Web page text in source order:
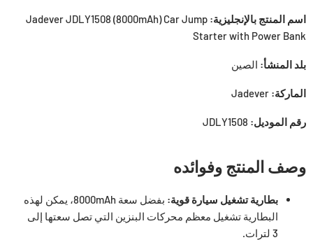
اسم المنتج بالإنجليزية: Jadever JDLY1508 (8000mAh) Car Jump
Starter with Power Bank
بلد المنشأ: الصين
الماركة:
رقم الموديل:
وصف المنتج وفوائده
بطارية تشغيل سيارة قوية:
بفضل سعة 8000mAh، يمكن لهذه
البطارية تشغيل معظم محركات البنزين التي تصل سعتها إلى
3 لترات.